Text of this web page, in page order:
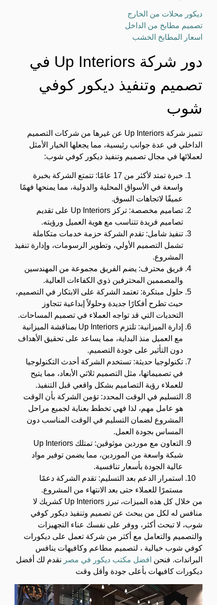
ديكور محلات من الخارج
تصميم مطابخ من الداخل
اسعار المطابخ الخشب
دور شركة Up Interiors في
تصميم وتنفيذ ديكور كوفي
شوب
تتميز شركة Up Interiors عن غيرها من شركات التصميم
الداخلي في عدة جوانب رئيسية، مما يجعلها الخيار الأمثل
لعملائها في مجال تصميم وتنفيذ ديكور كوفي شوب:
خبرة تمتد لأكثر من 17 عامًا: تتمتع الشركة بخبرة
واسعة في الأسواق المحلية والدولية، مما يمنحها فهمًا
عميقًا لاتجاهات السوق.
تصاميم مخصصة: تركز Up Interiors على تقديم
تصاميم فريدة تتناسب مع هوية العميل ورؤيته.
تنفيذ شامل: تقدم الشركة حزمة خدمات متكاملة
تشمل التصميم الأولي، وتطوير الرسومات، وإدارة تنفيذ
المشروع.
فريق محترف: يضم الفريق مجموعة من المهندسين
والمصممين المحترفين ذوي الكفاءات العالية.
حلول مبتكرة: تعتمد الشركة على الابتكار في التصميم،
حيث تطرح أفكارًا جديدة وحلولاً إبداعية تتجاوز
التحديات التي قد تواجه العملاء في تصميم المساحات.
إدارة الميزانية: تلتزم Up Interiors بمناقشة الميزانية
مع العميل منذ البداية، مما يساعد على تحقيق الأهداف
دون التأثير على جودة التصميم.
تكنولوجيا حديثة: تستخدم الشركة أحدث التكنولوجيا
في تصميماتها، مثل التصميم ثلاثي الأبعاد، مما يتيح
للعملاء رؤية التصاميم بشكل واقعي قبل التنفيذ.
التسليم في الوقت المحدد: تؤمن الشركة بأن الوقت
هو عامل مهم، لذا فهي تخطط بعناية لجميع مراحل
المشروع لضمان التسليم في الوقت المناسب دون
المساس بجودة العمل.
التعاون مع موردين موثوقين: تمتلك Up Interiors
شبكة واسعة من الموردين، مما يضمن توفير مواد
عالية الجودة بأسعار تنافسية.
استمرار الدعم بعد التسليم: تقدم الشركة دعمًا
مستمرًا للعملاء حتى بعد الانتهاء من المشروع.
من خلال كل هذه الميزات، تبرز Up Interiors كشريك لا
منافس له لكل من يبحث عن تصميم وتنفيذ ديكور كوفي
شوب، لا تبحث أكثر، ووفر على نفسك عناء التجهيزات
والتصميم والتعامل مع أكثر من شركة تعمل على ديكورات
كوفي شوب خيالية ، لتصميم مطاعم وكافيهات ينافس
البراندات. فنحن افضل مكتب ديكور في مصر نقدم لك أفضل
ديكورات كافيهات بأعلى جودة وأقل وقت